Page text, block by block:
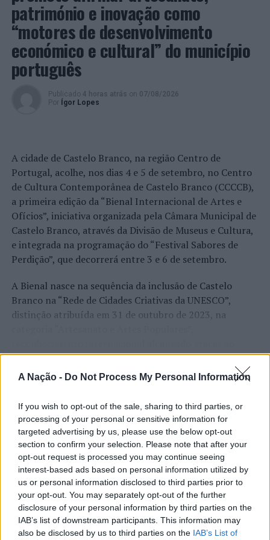
A Nação - Do Not Process My Personal Information
If you wish to opt-out of the sale, sharing to third parties, or
processing of your personal or sensitive information for
targeted advertising by us, please use the below opt-out
section to confirm your selection. Please note that after your
opt-out request is processed you may continue seeing
interest-based ads based on personal information utilized by
us or personal information disclosed to third parties prior to
your opt-out. You may separately opt-out of the further
disclosure of your personal information by third parties on the
IAB’s list of downstream participants. This information may
also be disclosed by us to third parties on the IAB’s List of
a prática do ilícito.
Foto: DR.
TÓPICOS RELACIONADOS:
LISBOA
PSP
Sete dicas para comprar na Black Friday
Universidade do Minho
património e inovação como
“motores de desenvolvimento
económico e cultural” do município
português
Publicado 4 horas atrás on 07/08/2026
Por
Ígor Lopes
A cidade de Castelo Branco, na região Centro de
Portugal, acolhe, nos dias 4 e 5 de setembro, no Centro
de Cultura Contemporânea de Castelo Branco (CCCCB),
a primeira edição da “Bienal Internacional de Artes e
Ofícios”, iniciativa organizada pela Câmara Municipal de
Castelo Branco, através da Divisão de Museus e Cultura,
e integrada na programação do “Festival Sabores de
Perdição”, que decorrerá entre 3 e 6 de setembro.
A Bienal nasce na sequência da inclusão de Castelo
Branco na “Rede de Cidades Criativas da UNESCO”,
distinção atribuída em 31 de outubro de 2023, na
“valor patrimonial, artístico e identitário” do “Bordado
de Castelo Branco”, uma das manifestações mais
da identidade albicastrense.
Ao longo de dois dias, especialistas nacionais e
internacionais, investigadores, artesãos, representantes
institucionais, organismos públicos, instituições de
ensino superior e cidades pertencentes à “Rede de
Cidades Criativas da UNESCO” discutirão políticas
públicas, inovação, empreendedorismo,
internacionalização, cooperação entre territórios,
preservação dos saberes tradicionais, renovação
ATUALIDADE
Covilhã: Especialista aponta
investimento estrangeiro e
valorização imobiliária como
motores do crescimento da Beira
Interior